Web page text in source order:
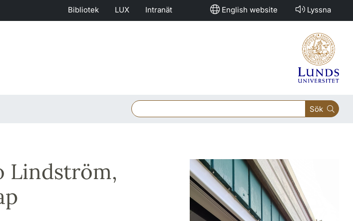
Bibliotek LUX Intranät English website Lyssna
Sök
Lindström,